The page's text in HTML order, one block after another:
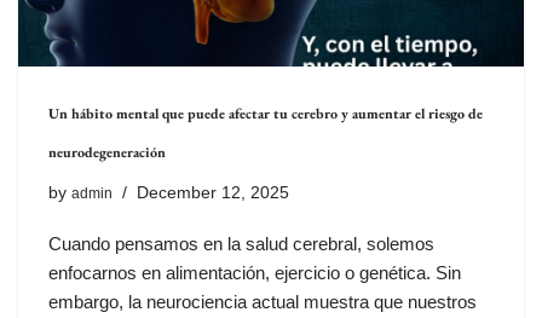
Un hábito mental que puede afectar tu cerebro y aumentar el riesgo de
neurodegeneración
by admin December 12, 2025
Cuando pensamos en la salud cerebral, solemos
enfocarnos en alimentación, ejercicio o genética. Sin
embargo, la neurociencia actual muestra que nuestros